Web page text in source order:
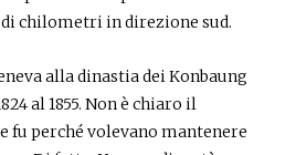
chilometri in direzione sud.
alla dinastia dei Konbaung
al 1855. Non è chiaro il
fu perché volevano mantenere